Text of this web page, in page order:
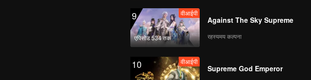
9
एपिसोड 534 तक
वीआईपी
Against The Sky Supreme
रहस्यमय कल्पना
10 वीआईपी
Supreme God Emperor